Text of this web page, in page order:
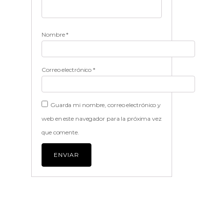
Nombre*
Correo electrónico*
Guarda mi nombre, correo electrónico y
web en este navegador para la próxima vez
que comente.